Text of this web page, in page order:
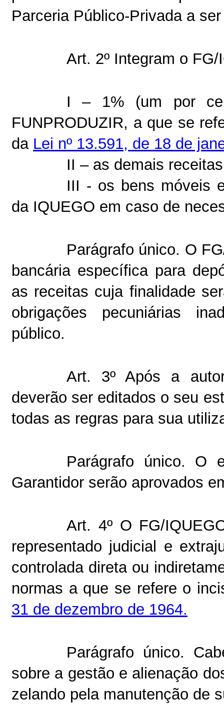
Parceria Público-Privada a
Art. 2º Integram o FG/
I – 1% (um por
FUNPRODUZIR, a que se
da Lei nº 13.591, de 18 de
II – as demais
III - os bens móveis
da IQUEGO em caso de
Parágrafo único. O
bancária específica para
as receitas cuja finalidade
obrigações pecuniárias
público.
Art. 3º Após a
deverão ser editados o seu
todas as regras para sua
Parágrafo único. O
Garantidor serão aprovados
Art. 4º O FG/
representado judicial e
controlada direta ou
normas a que se refere o
31 de dezembro de 1964.
Parágrafo único.
sobre a gestão e alienação
zelando pela manutenção de